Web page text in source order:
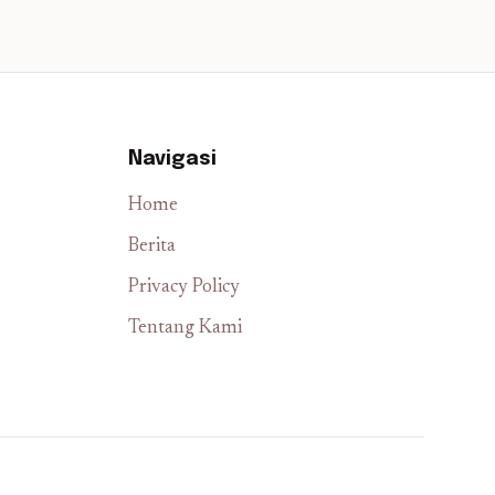
Navigasi
Home
Berita
Privacy Policy
Tentang Kami